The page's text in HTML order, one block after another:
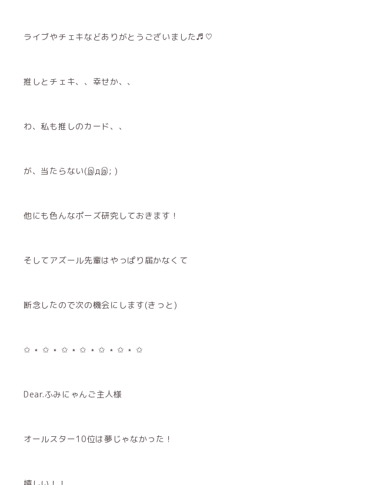
ライブやチェキなどありがとうございました♬︎♡
推しとチェキ、、幸せか、、
わ、私も推しのカード、、
が、当たらない(இдஇ; )
他にも色んなポーズ研究しておきます！
そしてアズール先輩はやっぱり届かなくて
断念したので次の機会にします(きっと)
✩ ⋆ ✩ ⋆ ✩ ⋆ ✩ ⋆ ✩ ⋆ ✩ ⋆ ✩
Dear.ふみにゃんご主人様
オールスター10位は夢じゃなかった！